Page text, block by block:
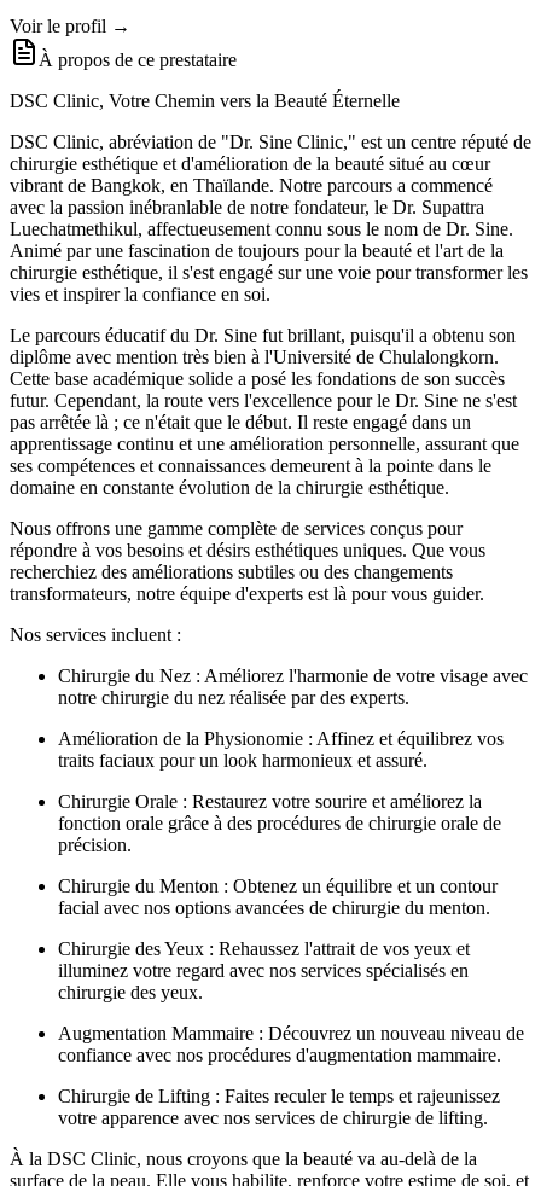
Voir le profil →
À propos de ce prestataire
DSC Clinic, Votre Chemin vers la Beauté Éternelle
DSC Clinic, abréviation de "Dr. Sine Clinic," est un centre réputé de
chirurgie esthétique et d'amélioration de la beauté situé au cœur
vibrant de Bangkok, en Thaïlande. Notre parcours a commencé
avec la passion inébranlable de notre fondateur, le Dr. Supattra
Luechatmethikul, affectueusement connu sous le nom de Dr. Sine.
Animé par une fascination de toujours pour la beauté et l'art de la
chirurgie esthétique, il s'est engagé sur une voie pour transformer les
vies et inspirer la confiance en soi.
Le parcours éducatif du Dr. Sine fut brillant, puisqu'il a obtenu son
diplôme avec mention très bien à l'Université de Chulalongkorn.
Cette base académique solide a posé les fondations de son succès
futur. Cependant, la route vers l'excellence pour le Dr. Sine ne s'est
pas arrêtée là ; ce n'était que le début. Il reste engagé dans un
apprentissage continu et une amélioration personnelle, assurant que
ses compétences et connaissances demeurent à la pointe dans le
domaine en constante évolution de la chirurgie esthétique.
Nous offrons une gamme complète de services conçus pour
répondre à vos besoins et désirs esthétiques uniques. Que vous
recherchiez des améliorations subtiles ou des changements
transformateurs, notre équipe d'experts est là pour vous guider.
Nos services incluent :
Chirurgie du Nez : Améliorez l'harmonie de votre visage avec
notre chirurgie du nez réalisée par des experts.
Amélioration de la Physionomie : Affinez et équilibrez vos
traits faciaux pour un look harmonieux et assuré.
Chirurgie Orale : Restaurez votre sourire et améliorez la
fonction orale grâce à des procédures de chirurgie orale de
précision.
Chirurgie du Menton : Obtenez un équilibre et un contour
facial avec nos options avancées de chirurgie du menton.
Chirurgie des Yeux : Rehaussez l'attrait de vos yeux et
illuminez votre regard avec nos services spécialisés en
chirurgie des yeux.
Augmentation Mammaire : Découvrez un nouveau niveau de
confiance avec nos procédures d'augmentation mammaire.
Chirurgie de Lifting : Faites reculer le temps et rajeunissez
votre apparence avec nos services de chirurgie de lifting.
À la DSC Clinic, nous croyons que la beauté va au-delà de la
surface de la peau. Elle vous habilite, renforce votre estime de soi, et